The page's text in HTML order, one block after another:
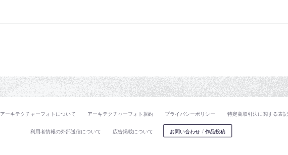
アーキテクチャーフォトについて アーキテクチャーフォト規約 プライバシーポリシー 特定商取引法に関する表記
利用者情報の外部送信について 広告掲載について お問い合わせ / 作品投稿